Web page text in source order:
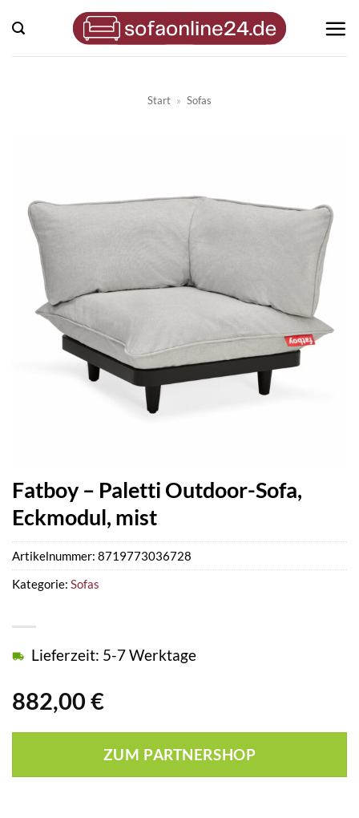
Inhalt
springen
Start » Sofas
Fatboy – Paletti Outdoor-Sofa,
Eckmodul, mist
882,00 €
Lieferzeit: 5-7 Werktage
ZUM PARTNERSHOP
Artikelnummer: 8719773036728
Kategorie: Sofas